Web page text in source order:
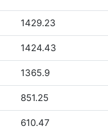
1429.23
1424.43
1365.9
851.25
610.47